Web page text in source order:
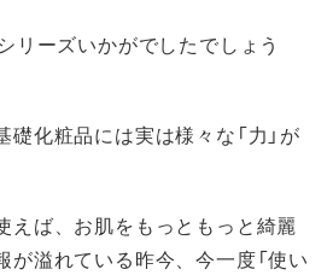
リーズいかがでしたでしょう
化粧品には実は様々な「力」が
えば、お肌をもっともっと綺麗
が溢れている昨今、今一度「使い